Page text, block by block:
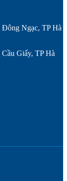
Ngạc, TP Hà
Giấy, TP Hà